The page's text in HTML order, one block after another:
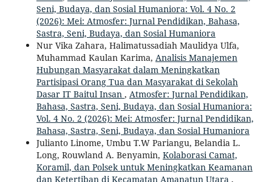
Seni, Budaya, dan Sosial Humaniora: Vol. 4 No. 2
(2026): Mei: Atmosfer: Jurnal Pendidikan, Bahasa,
Sastra, Seni, Budaya, dan Sosial Humaniora
Nur Vika Zahara, Halimatussadiah Maulidya Ulfa,
Muhammad Kaulan Karima, Analisis Manajemen
Hubungan Masyarakat dalam Meningkatkan
Partisipasi Orang Tua dan Masyarakat di Sekolah
Dasar IT Baitul Insan , Atmosfer: Jurnal Pendidikan,
Bahasa, Sastra, Seni, Budaya, dan Sosial Humaniora:
Vol. 4 No. 2 (2026): Mei: Atmosfer: Jurnal Pendidikan,
Bahasa, Sastra, Seni, Budaya, dan Sosial Humaniora
Julianto Linome, Umbu T.W Pariangu, Belandia L.
Long, Rouwland A. Benyamin, Kolaborasi Camat,
Koramil, dan Polsek untuk Meningkatkan Keamanan
dan Ketertiban di Kecamatan Amanatun Utara ,